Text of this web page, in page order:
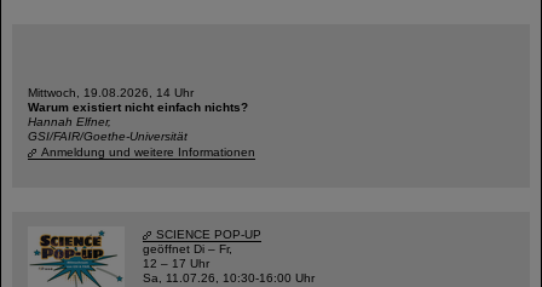
Mittwoch, 19.08.2026, 14 Uhr
Warum existiert nicht einfach nichts?
Hannah Elfner,
GSI/FAIR/Goethe-Universität
Anmeldung und weitere Informationen
SCIENCE POP-UP
geöffnet Di – Fr,
12 – 17 Uhr
Sa, 11.07.26, 10:30-16:00 Uhr